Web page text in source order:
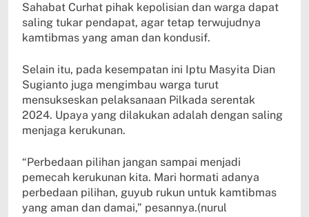
Sahabat Curhat pihak kepolisian dan warga dapat
saling tukar pendapat, agar tetap terwujudnya
kamtibmas yang aman dan kondusif.
Selain itu, pada kesempatan ini Iptu Masyita Dian
Sugianto juga mengimbau warga turut
mensukseskan pelaksanaan Pilkada serentak
2024. Upaya yang dilakukan adalah dengan saling
menjaga kerukunan.
“Perbedaan pilihan jangan sampai menjadi
pemecah kerukunan kita. Mari hormati adanya
perbedaan pilihan, guyub rukun untuk kamtibmas
yang aman dan damai,” pesannya.(nurul